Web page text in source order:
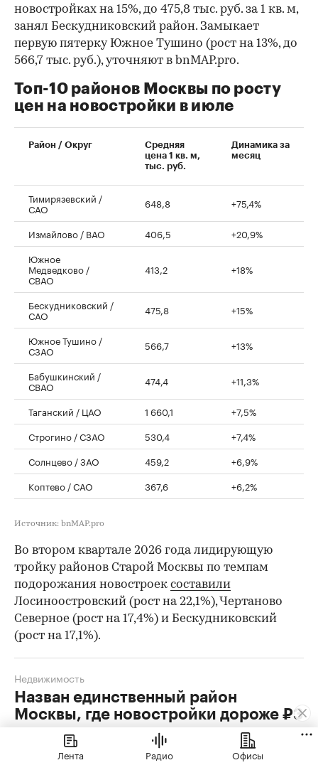
00:00 / 00:00
новостройках на 15%, до 475,8 тыс. руб. за 1 кв. м,
занял Бескудниковский район. Замыкает
первую пятерку Южное Тушино (рост на 13%, до
566,7 тыс. руб.), уточняют в bnMAP.pro.
Топ-10 районов Москвы по росту
цен на новостройки в июле
Район / Округ
Средняя
цена 1 кв. м,
тыс. руб.
Динамика за
месяц
Тимирязевский /
САО 648,8 +75,4%
Измайлово / ВАО 406,5
+20,9%
Южное
Медведково /
СВАО
413,2 +18%
Бескудниковский /
САО 475,8 +15%
Южное Тушино /
СЗАО 566,7 +13%
Бабушкинский /
СВАО 474,4 +11,3%
Таганский / ЦАО 1 660,1
+7,5%
Строгино / СЗАО
530,4
+7,4%
Солнцево / ЗАО
459,2
+6,9%
Коптево / САО
367,6 +6,2%
Источник: bnMAP.pro
Во втором квартале 2026 года лидирующую
тройку районов Старой Москвы по темпам
подорожания новостроек составили
Лосиноостровский (рост на 22,1%), Чертаново
Северное (рост на 17,4%) и Бескудниковский
(рост на 17,1%).
Назван единственный район
Москвы, где новостройки дороже ₽3
млн за кв. м
Недвижимость
Лента Радио Офисы